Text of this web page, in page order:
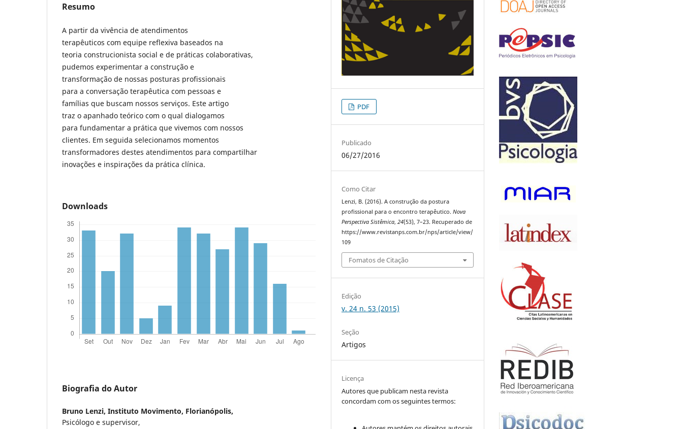
Resumo
A partir da vivência de atendimentos
terapêuticos com equipe reflexiva baseados na
teoria construcionista social e de práticas colaborativas,
pudemos experimentar a construção e
transformação de nossas posturas profissionais
para a conversação terapêutica com pessoas e
famílias que buscam nossos serviços. Este artigo
traz o apanhado teórico com o qual dialogamos
para fundamentar a prática que vivemos com nossos
clientes. Em seguida selecionamos momentos
transformadores destes atendimentos para compartilhar
inovações e inspirações da prática clínica.
Downloads
Biografia do Autor
Bruno Lenzi, Instituto Movimento, Florianópolis,
Psicólogo e supervisor,
PDF
Publicado
06/27/2016
Como Citar
Lenzi, B. (2016). A construção da postura
profissional para o encontro terapêutico.Nova
Perspectiva Sistêmica,24(53), 7–23. Recuperado de
https://www.revistanps.com.br/nps/article/view/
109
Fomatos de Citação
Edição
v. 24 n. 53 (2015)
Seção
Artigos
Licença
Autores que publicam nesta revista
concordam com os seguintes termos: